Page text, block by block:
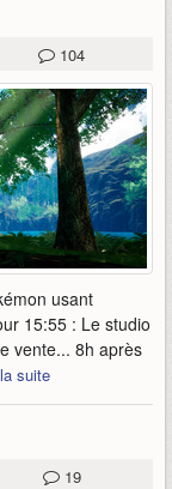
104
usant
15:55 : Le studio
vente... 8h après
suite
19